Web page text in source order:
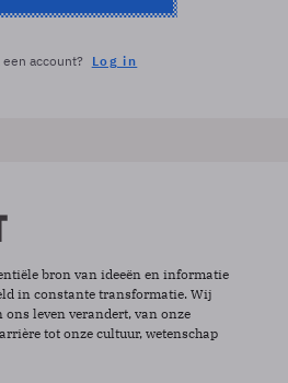
een account? Log in
bron van ideeën en informatie
in constante transformatie. Wij
ons leven verandert, van onze
tot onze cultuur, wetenschap